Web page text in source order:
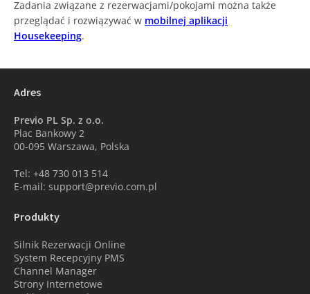
Zadania związane z rezerwacjami/pokojami można także
przeglądać i rozwiązywać w mobilnej aplikacji
Housekeeping.
Adres
Previo PL Sp. z o.o.
Plac Bankowy 2
00-095 Warszawa, Polska
Tel: +48 730 013 514
E-mail: support@previo.com.pl
Produkty
Silnik Rezerwacji Online
System Recepcyjny PMS
Channel Manager
Strony Internetowe